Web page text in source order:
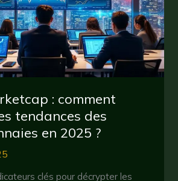
: comment
tendances des
en 2025 ?
clés pour décrypter les